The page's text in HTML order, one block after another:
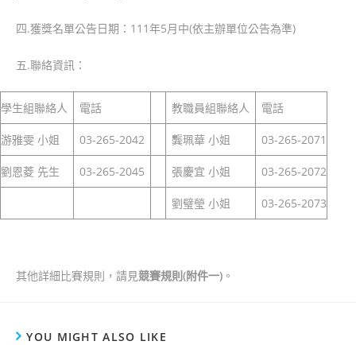
四.獲獎名單公告日期：111年5月中(依主辦單位公告為準)
五.聯絡資訊：
學生組聯絡人 電話 教職員組聯絡人 電話
游雅雯 小姐 03-265-2042 龔珮華 小姐 03-265-2071
劉恩菱 先生 03-265-2045 張慶宜 小姐 03-265-2072
劉璧瑩 小姐 03-265-2073
其他詳細比賽規則，請見競賽規則(附件一) 。
YOU MIGHT ALSO LIKE